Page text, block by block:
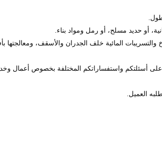
أو حديد مسلح، أو رمل ومواد بناء.
المائية خلف الجدران والأسقف، ومعالجتها
على مدار 24 ساعة في اليوم، للرد على أسئلتكم واستفساراتكم المختلفة بخصوص
العميل.